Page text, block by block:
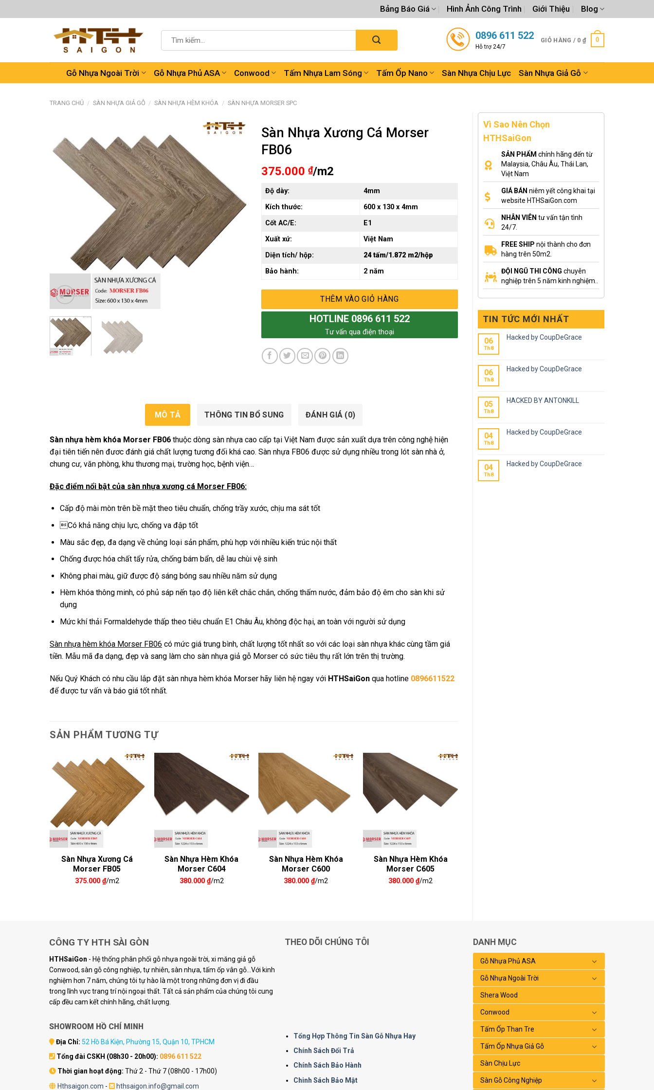
đến
Bảng Báo Giá Hình Ảnh Công Trình Giới Thiệu Blog
kiếm:
0896 611 522
Hỗ trợ 24/7
GIỎ HÀNG / 0 ₫ 0
Gỗ Nhựa Ngoài Trời Gỗ Nhựa Phủ ASA Conwood Tấm Nhựa Lam Sóng Tấm Ốp Nano Sàn Nhựa Chịu Lực Sàn Nhựa Giả Gỗ
TRANG CHỦ / SÀN NHỰA GIẢ GỖ / SÀN NHỰA HÈM KHÓA / SÀN NHỰA MORSER SPC
Vì Sao Nên Chọn
HTHSaiGon
SẢN PHẨM chính hãng đến từ
Malaysia, Châu Âu, Thái Lan,
Việt Nam
GIÁ BÁN niêm yết công khai tại
website HTHSaiGon.com
NHÂN VIÊN tư vấn tận tình
24/7.
FREE SHIP nội thành cho đơn
hàng trên 50m2.
ĐỘI NGŨ THI CÔNG chuyên
nghiệp trên 5 năm kinh nghiệm..
TIN TỨC MỚI NHẤT
06
Th8
Hacked by CoupDeGrace
06
Th8
Hacked by CoupDeGrace
05
Th8
HACKED BY ANTONKILL
04
Th8
Hacked by CoupDeGrace
04
Th8
Hacked by CoupDeGrace
Sàn Nhựa Xương Cá Morser
FB06
375.000 ₫/m2
Độ dày:
4mm
Kích thước:
600 x 130 x 4mm
Cốt AC/E:
E1
Xuất xứ:
Việt Nam
Diện tích/ hộp:
24 tấm/1.872 m2/hộp
Bảo hành:
2 năm
THÊM VÀO GIỎ HÀNG
HOTLINE 0896 611 522
Tư vấn qua điện thoại
MÔ TẢ THÔNG TIN BỔ SUNG ĐÁNH GIÁ (0)
Sàn nhựa hèm khóa Morser FB06 thuộc dòng sàn nhựa cao cấp tại Việt Nam được sản xuất dựa trên công nghệ hiện
đại tiên tiến nên đươc đánh giá chất lượng tương đối khá cao. Sàn nhựa FB06 được sử dụng nhiều trong lót sàn nhà ở,
chung cư, văn phòng, khu thương mại, trường học, bệnh viện…
Đặc điểm nổi bật của sàn nhựa xương cá Morser FB06:
Cấp độ mài mòn trên bề mặt theo tiêu chuẩn, chống trầy xước, chịu ma sát tốt
Có khả năng chịu lực, chống va đập tốt
Màu sắc đẹp, đa dạng về chủng loại sản phẩm, phù hợp với nhiều kiến trúc nội thất
Chống được hóa chất tẩy rửa, chống bám bẩn, dễ lau chùi vệ sinh
Không phai màu, giữ được độ sáng bóng sau nhiều năm sử dụng
Hèm khóa thông minh, có phủ sáp nến tạo độ liên kết chắc chắn, chống thấm nước, đảm bảo độ êm cho sàn khi sử
dụng
Mức khí thải Formaldehyde thấp theo tiêu chuẩn E1 Châu Âu, không độc hại, an toàn với người sử dụng
Sàn nhựa hèm khóa Morser FB06 có mức giá trung bình, chất lượng tốt nhất so với các loại sàn nhựa khác cùng tầm giá
tiền. Mẫu mã đa dạng, đẹp và sang làm cho sàn nhựa giả gỗ Morser có sức tiêu thụ rất lớn trên thị trường.
Nếu Quý Khách có nhu cầu lắp đặt sàn nhựa hèm khóa Morser hãy liên hệ ngay với HTHSaiGon qua hotline 0896611522
để được tư vấn và báo giá tốt nhất.
SẢN PHẨM TƯƠNG TỰ
Sàn Nhựa Xương Cá
Morser FB05
375.000 ₫/m2
Sàn Nhựa Hèm Khóa
Morser C604
380.000 ₫/m2
Sàn Nhựa Hèm Khóa
Morser C600
380.000₫/m2
Sàn Nhựa Hèm Khóa
Morser C605
380.000₫/m2
CÔNG TY HTH SÀI GÒN
HTHSaiGon - Hệ thống phân phối gỗ nhựa ngoài trời, xi măng giả gỗ
Conwood, sàn gỗ công nghiệp, tự nhiên, sàn nhựa, tấm ốp vân gỗ...Với kinh
nghiệm hơn 7 năm, chúng tôi tự hào là một trong những đơn vị đi đầu
trong lĩnh vực trang trí nội ngoại thất. Tất cả sản phẩm của chúng tôi cung
cấp đều cam kết chính hãng, chất lượng.
SHOWROOM HỒ CHÍ MINH
Địa Chỉ: 52 Hồ Bá Kiện, Phường 15, Quận 10, TPHCM
Tổng đài CSKH (08h30 - 20h00): 0896 611 522
Thời gian hoạt động: Thứ 2 - Thứ 7 (08h00 - 17h00)
Hthsaigon.com - hthsaigon.info@gmail.com
THEO DÕI CHÚNG TÔI
Tổng Hợp Thông Tin Sàn Gỗ Nhựa Hay
Chính Sách Đổi Trả
Chính Sách Bảo Hành
Chinh Sách Bảo Mật
DANH MỤC
Gỗ Nhựa Phủ ASA
Gỗ Nhựa Ngoài Trời
Shera Wood
Conwood
Tấm Ốp Than Tre
Tấm Ốp Nhựa Giả Gỗ
Sàn Chịu Lực
Sàn Gỗ Công Nghiệp